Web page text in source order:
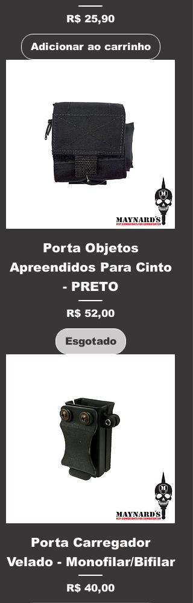
Preço
R$ 25,90
Adicionar ao carrinho
Porta Objetos
Apreendidos Para Cinto
- PRETO
Preço
R$ 52,00
Esgotado
Porta Carregador
Velado - Monofilar/Bifilar
Preço
R$ 40,00